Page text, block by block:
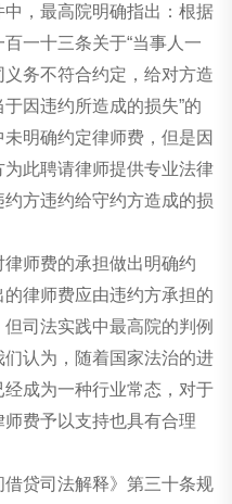
，最高院明确指出：根据
一十三条关于“当事人一
务不符合约定，给对方造
因违约所造成的损失”的
明确约定律师费，但是因
此聘请律师提供专业法律
方违约给守约方造成的损
师费的承担做出明确约
律师费应由违约方承担的
司法实践中最高院的判例
认为，随着国家法治的进
成为一种行业常态，对于
费予以支持也具有合理
贷司法解释》第三十条规